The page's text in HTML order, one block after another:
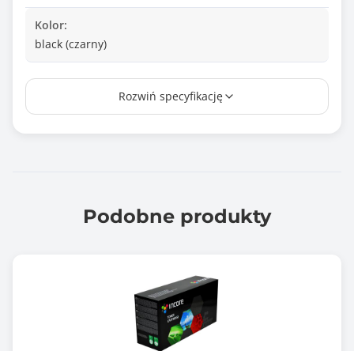
Kolor:
black (czarny)
Wydajność*
Chip
Konica Minolta bizhub C3350/C3850/C3850FS
Rozwiń specyfikację
Podobne produkty